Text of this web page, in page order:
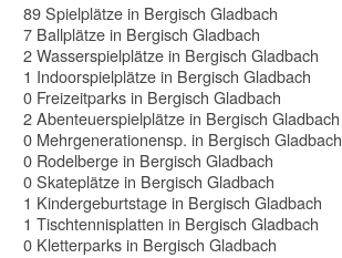
89 Spielplätze in Bergisch Gladbach
7 Ballplätze in Bergisch Gladbach
2 Wasserspielplätze in Bergisch Gladbach
1 Indoorspielplätze in Bergisch Gladbach
0 Freizeitparks in Bergisch Gladbach
2 Abenteuerspielplätze in Bergisch Gladbach
0 Mehrgenerationensp. in Bergisch Gladbach
0 Rodelberge in Bergisch Gladbach
0 Skateplätze in Bergisch Gladbach
1 Kindergeburtstage in Bergisch Gladbach
1 Tischtennisplatten in Bergisch Gladbach
0 Kletterparks in Bergisch Gladbach